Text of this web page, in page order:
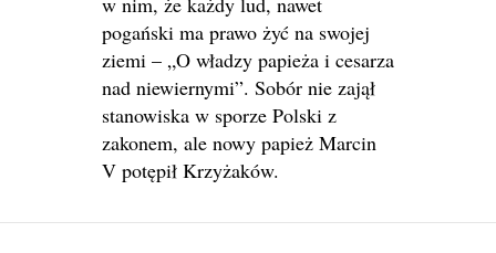
pogański ma prawo żyć na swojej
ziemi – „O władzy papieża i cesarza
nad niewiernymi”. Sobór nie zajął
stanowiska w sporze Polski z
zakonem, ale nowy papież Marcin
V potępił Krzyżaków.